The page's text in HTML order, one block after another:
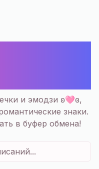
и эмодзи ʚ🩷ɞ,
знаки.
в буфер обмена!